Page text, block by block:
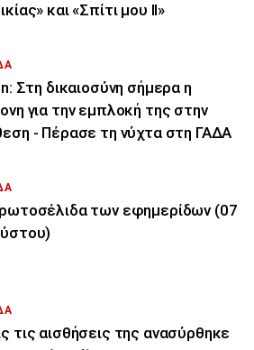
και «Σπίτι μου ΙΙ»
Στη δικαιοσύνη σήμερα η
για την εμπλοκή της στην
- Πέρασε τη νύχτα στη ΓΑΔΑ
των εφημερίδων (07
τις αισθήσεις της ανασύρθηκε